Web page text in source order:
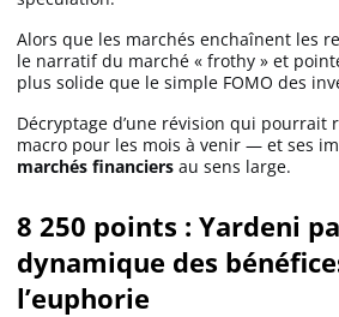
Ripple (XRP)
Dogecoin (DOGE)
Trading
Alors que les marchés enchaînent les
le narratif du marché « frothy » et
plus solide que le simple FOMO des
Décryptage d’une révision qui
macro pour les mois à venir — et ses
marchés financiers au sens large.
8 250 points : Yardeni
dynamique des
l’euphorie